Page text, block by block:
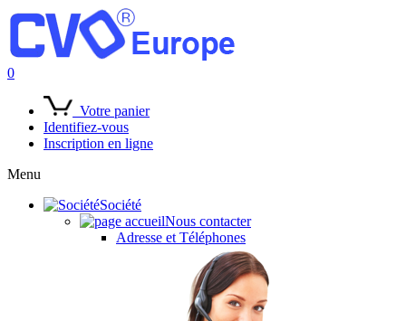
0
Votre panier
Identifiez-vous
Inscription en ligne
Menu
Société
Nous contacter
Adresse et Téléphones